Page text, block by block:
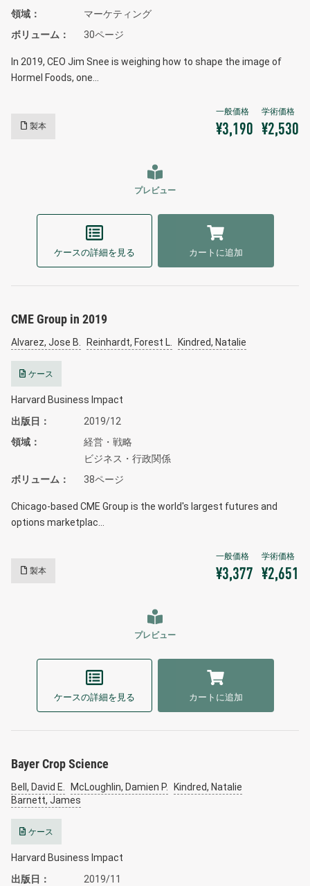
領域
マーケティング
ボリューム
30ページ
In 2019, CEO Jim Snee is weighing how to shape the image of
Hormel Foods, one…
製本 ¥3,190 ¥2,530
プレビュー
ケースの詳細を見る カートに追加
CME Group in 2019
Alvarez, Jose B. Reinhardt, Forest L. Kindred, Natalie
ケース
Harvard Business Impact
出版日
2019/12
領域
経営・戦略
ビジネス・行政関係
ボリューム
38ページ
Chicago-based CME Group is the world's largest futures and
options marketplac…
製本 ¥3,377 ¥2,651
プレビュー
ケースの詳細を見る カートに追加
Bayer Crop Science
Bell, David E. McLoughlin, Damien P.
Kindred, Natalie
Barnett, James
ケース
Harvard Business Impact
出版日
2019/11